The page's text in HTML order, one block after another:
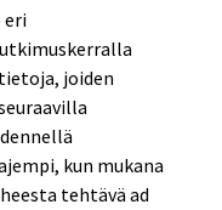
eri
joiden
kun mukana
tehtävä ad